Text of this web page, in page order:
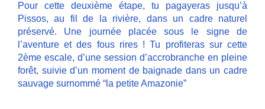
Pour cette deuxième étape, tu pagayeras jusqu’à
Pissos, au fil de la rivière, dans un cadre naturel
préservé. Une journée placée sous le signe de
l’aventure et des fous rires ! Tu profiteras sur cette
2ème escale, d’une session d’accrobranche en pleine
forêt, suivie d’un moment de baignade dans un cadre
sauvage surnommé “la petite Amazonie”